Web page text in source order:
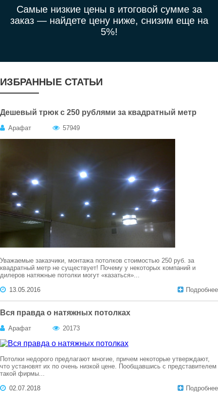
Самые низкие цены в итоговой сумме за
заказ — найдете цену ниже, снизим еще на
5%!
ИЗБРАННЫЕ СТАТЬИ
Дешевый трюк с 250 рублями за квадратный метр
Арафат 57949
Уважаемые заказчики, монтажа потолков стоимостью 250 руб. за
квадратный метр не существует! Почему у некоторых компаний и
дилеров натяжные потолки могут «казаться»...
13.05.2016
Подробнее
Вся правда о натяжных потолках
Арафат 20173
Потолки недорого предлагают многие, причем некоторые утверждают,
что установят их по очень низкой цене. Пообщавшись с представителем
такой фирмы...
02.07.2018
Подробнее